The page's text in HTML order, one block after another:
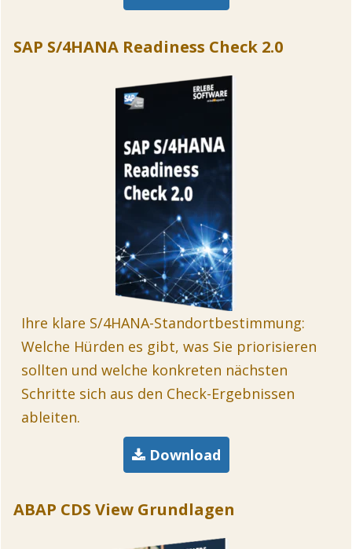
SAP S/4HANA Readiness Check 2.0
Ihre klare S/4HANA-Standortbestimmung:
Welche Hürden es gibt, was Sie priorisieren
sollten und welche konkreten nächsten
Schritte sich aus den Check-Ergebnissen
ableiten.
Download
ABAP CDS View Grundlagen